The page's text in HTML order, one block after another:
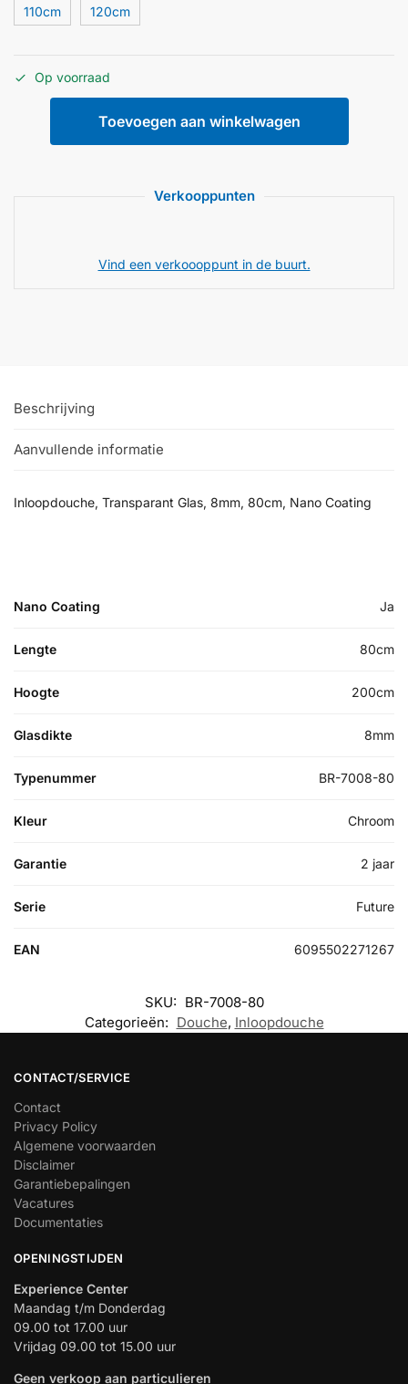
110cm 120cm
Op voorraad
Toevoegen aan winkelwagen
Verkooppunten
Vind een verkoooppunt in de buurt.
Beschrijving
Aanvullende informatie
Inloopdouche, Transparant Glas, 8mm, 80cm, Nano Coating
Nano Coating Ja
Lengte 80cm
Hoogte 200cm
Glasdikte 8mm
Typenummer BR-7008-80
Kleur Chroom
Garantie 2 jaar
Serie Future
EAN 6095502271267
SKU: BR-7008-80
Categorieën: Douche, Inloopdouche
CONTACT/SERVICE
Contact
Privacy Policy
Algemene voorwaarden
Disclaimer
Garantiebepalingen
Vacatures
Documentaties
OPENINGSTIJDEN
Experience Center
Maandag t/m Donderdag
09.00 tot 17.00 uur
Vrijdag 09.00 tot 15.00 uur
Geen verkoop aan particulieren